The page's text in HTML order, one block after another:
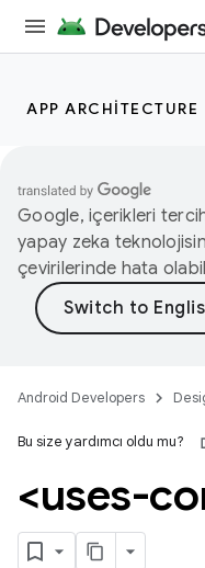
APP ARCHITECTURE
Google, içerikleri
yapay zeka
çevirilerinde hata
Android Developers
Bu size yardımcı oldu mu?
<uses-